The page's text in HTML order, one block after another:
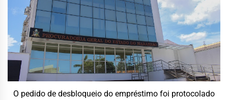
O pedido de desbloqueio do empréstimo foi protocolado